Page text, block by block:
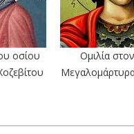
οσίου
Ομιλία